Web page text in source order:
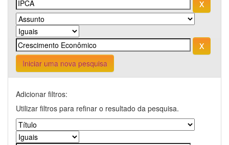
Iniciar uma nova pesquisa
Adicionar filtros:
Utilizar filtros para refinar o resultado da pesquisa.